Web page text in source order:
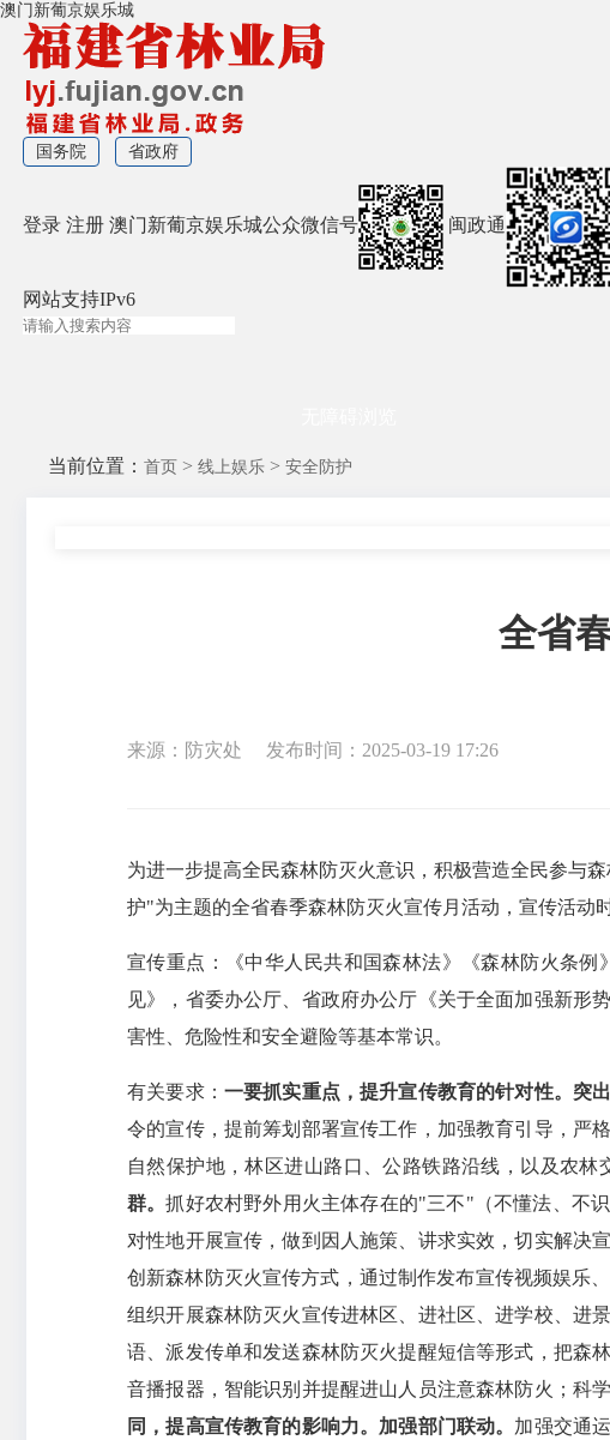
澳门新葡京娱乐城
国务院 省政府
登录 注册 澳门新葡京娱乐城公众微信号 闽政通
网站支持IPv6
当前位置： 首页 > 线上娱乐 > 安全防护
全省
来源：防灾处 发布时间：2025-03-19 17:26
为进一步提高全民森林防灭火意识，积极营造全民参与
护"为主题的全省春季森林防灭火宣传月活动，宣传活动
宣传重点：《中华人民共和国森林法》《森林防火条
见》，省委办公厅、省政府办公厅《关于全面加强新形
害性、危险性和安全避险等基本常识。
有关要求： 一要抓实重点，提升宣传教育的针对性。 突
令的宣传，提前筹划部署宣传工作，加强教育引导，严格
自然保护地，林区进山路口、公路铁路沿线，以及农
群。抓好农村野外用火主体存在的"三不"（不懂法、不
对性地开展宣传，做到因人施策、讲求实效，切实解决
创新森林防灭火宣传方式，通过制作发布宣传视频娱乐
组织开展森林防灭火宣传进林区、进社区、进学校、进
语、派发传单和发送森林防灭火提醒短信等形式，把森
音播报器，智能识别并提醒进山人员注意森林防火；科
同，提高宣传教育的影响力。 加强部门联动。 加强交通